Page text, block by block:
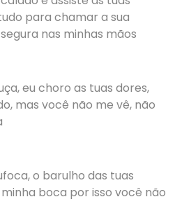
para chamar a sua
nas minhas mãos
eu choro as tuas dores,
mas você não me vê, não
o barulho das tuas
boca por isso você não